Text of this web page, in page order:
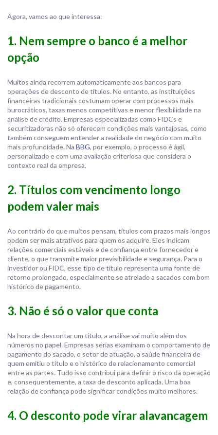
Agora, vamos ao que interessa:
1. Nem sempre o banco é a melhor
opção
Muitos ainda recorrem automaticamente aos bancos para
operações de desconto de títulos. No entanto, as instituições
financeiras tradicionais costumam operar com processos mais
burocráticos, taxas menos competitivas e menor flexibilidade na
análise de crédito. Empresas especializadas como FIDCs e
securitizadoras não só oferecem condições mais vantajosas, como
também conseguem entender a realidade do negócio com muito
mais profundidade. Na BBG, por exemplo, o processo é ágil,
personalizado e com uma avaliação criteriosa que considera o
contexto real da empresa.
2. Títulos com vencimento longo
podem valer mais
Ao contrário do que muitos pensam, títulos com prazos mais longos
podem ser mais atrativos para quem os adquire. Eles indicam
relações comerciais estáveis e de confiança entre fornecedor e
cliente, o que transmite maior previsibilidade e segurança. Para o
investidor ou FIDC, esse tipo de título representa uma fonte de
retorno prolongado, especialmente se atrelado a sacados com bom
histórico de pagamento.
3. Não é só o valor que conta
Na hora de descontar um título, a análise vai muito além dos
números no papel. Empresas sérias examinam o comportamento de
pagamento do sacado, o setor de atuação, a saúde financeira de
quem emitiu o título e o histórico de relacionamento comercial
entre as partes. Tudo isso contribui para definir o risco da operação
e, consequentemente, a taxa de desconto aplicada. Uma boa
relação de confiança pode significar condições muito melhores.
4. O desconto pode virar alavancagem